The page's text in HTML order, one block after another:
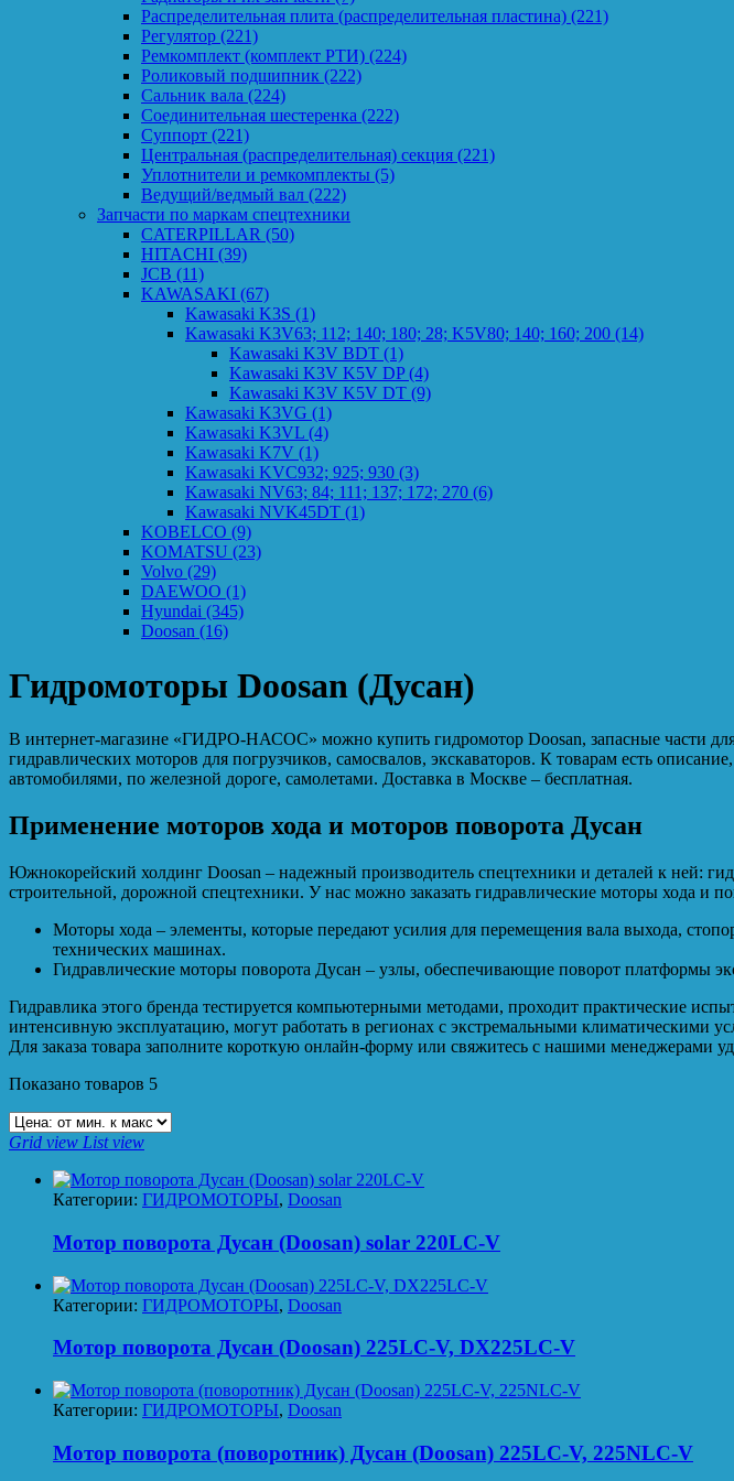
Распределительная плита (распределительная пластина) (221)
Регулятор (221)
Ремкомплект (комплект РТИ) (224)
Роликовый подшипник (222)
Сальник вала (224)
Соединительная шестеренка (222)
Суппорт (221)
Центральная (распределительная) секция (221)
Уплотнители и ремкомплекты (5)
Ведущий/ведмый вал (222)
Запчасти по маркам спецтехники
CATERPILLAR (50)
HITACHI (39)
JCB (11)
KAWASAKI (67)
Kawasaki K3S (1)
Kawasaki K3V63; 112; 140; 180; 28; K5V80; 140; 160; 200 (14)
Kawasaki K3V BDT (1)
Kawasaki K3V K5V DP(4)
Kawasaki K3V K5V DT (9)
Kawasaki K3VG (1)
Kawasaki K3VL (4)
Kawasaki K7V (1)
Kawasaki KVC932; 925; 930 (3)
Kawasaki NV63; 84; 111; 137; 172; 270 (6)
Kawasaki NVK45DT (1)
KOBELCO (9)
KOMATSU (23)
Volvo (29)
DAEWOO (1)
Hyundai (345)
Doosan (16)
Гидромоторы Doosan (Дусан)
В интернет-магазине «ГИДРО-НАСОС» можно купить гидромотор Doosan, запасные части
гидравлических моторов для погрузчиков, самосвалов, экскаваторов. К товарам есть
автомобилями, по железной дороге, самолетами. Доставка в Москве – бесплатная.
Применение моторов хода и моторов поворота Дусан
Южнокорейский холдинг Doosan – надежный производитель спецтехники и деталей к ней:
строительной, дорожной спецтехники. У нас можно заказать гидравлические моторы хода и
Моторы хода – элементы, которые передают усилия для перемещения вала выхода,
технических машинах.
Гидравлические моторы поворота Дусан – узлы, обеспечивающие поворот платформы
Гидравлика этого бренда тестируется компьютерными методами, проходит практические
интенсивную эксплуатацию, могут работать в регионах с экстремальными климатическими
Для заказа товара заполните короткую онлайн-форму или свяжитесь с нашими менеджерами
Показано товаров 5
Grid view List view
Категории: ГИДРОМОТОРЫ, Doosan
Мотор поворота Дусан (Doosan) solar 220LC-V
Категории: ГИДРОМОТОРЫ, Doosan
Мотор поворота Дусан (Doosan) 225LC-V, DX225LC-V
Категории: ГИДРОМОТОРЫ, Doosan
Мотор поворота (поворотник) Дусан (Doosan) 225LC-V, 225NLC-V